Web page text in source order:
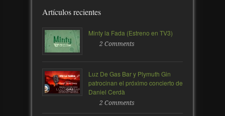
Artículos recientes
Minty la Fada (Estreno en TV3)
2 Comments
Luz De Gas Bar y Plymuth Gin
patrocinan el próximo concierto de
Daniel Cerdà
2 Comments